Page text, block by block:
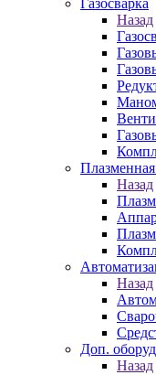
Газосварка
Назад
Плазменная
Назад
Назад
Доп.
Назад